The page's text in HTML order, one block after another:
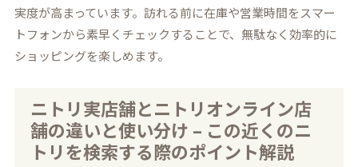
実度が高まっています。訪れる前に在庫や営業時間をスマー
トフォンから素早くチェックすることで、無駄なく効率的に
ショッピングを楽しめます。
ニトリ実店舗とニトリオンライン店
舗の違いと使い分け – この近くのニ
トリを検索する際のポイント解説